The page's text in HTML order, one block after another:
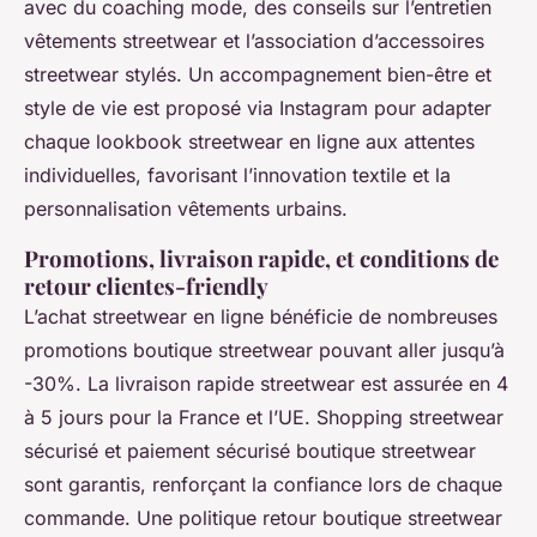
avec du coaching mode, des conseils sur l’entretien
vêtements streetwear et l’association d’accessoires
streetwear stylés. Un accompagnement bien-être et
style de vie est proposé via Instagram pour adapter
chaque lookbook streetwear en ligne aux attentes
individuelles, favorisant l’innovation textile et la
personnalisation vêtements urbains.
Promotions, livraison rapide, et conditions de
retour clientes-friendly
L’achat streetwear en ligne bénéficie de nombreuses
promotions boutique streetwear pouvant aller jusqu’à
-30%. La livraison rapide streetwear est assurée en 4
à 5 jours pour la France et l’UE. Shopping streetwear
sécurisé et paiement sécurisé boutique streetwear
sont garantis, renforçant la confiance lors de chaque
commande. Une politique retour boutique streetwear